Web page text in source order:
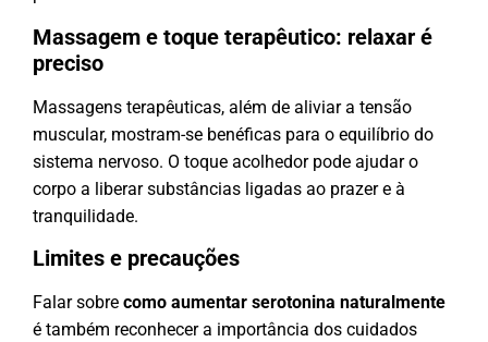
Massagem e toque terapêutico: relaxar é
preciso
Massagens terapêuticas, além de aliviar a tensão
muscular, mostram-se benéficas para o equilíbrio do
sistema nervoso. O toque acolhedor pode ajudar o
corpo a liberar substâncias ligadas ao prazer e à
tranquilidade.
Limites e precauções
Falar sobre como aumentar serotonina naturalmente
é também reconhecer a importância dos cuidados